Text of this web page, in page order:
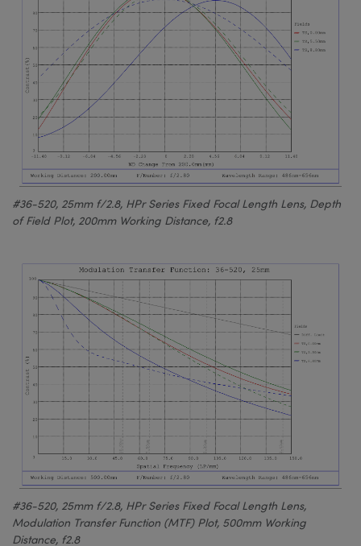
#36-520, 25mm f/2.8, HPr Series Fixed Focal Length Lens, Depth
of Field Plot, 200mm Working Distance, f2.8
#36-520, 25mm f/2.8, HPr Series Fixed Focal Length Lens,
Modulation Transfer Function (MTF) Plot, 500mm Working
Distance, f2.8